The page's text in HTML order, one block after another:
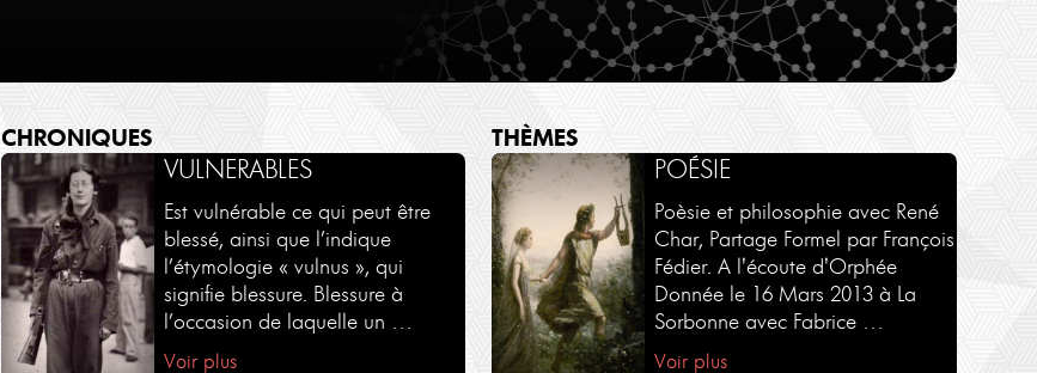
DIALOGUES -
RENCONTRES
Des dialogues en partenariat
avec le Monde des religions et
Philosophie Magazine
Voir plus
SÉMINAIRES - COURS
Une sélection de séminaires en
intégralité et en exclusivité sur
Philosophies.tv
Voir plus
CHRONIQUES
VULNERABLES
Est vulnérable ce qui peut être
blessé, ainsi que l’indique
l’étymologie « vulnus », qui
signifie blessure. Blessure à
l’occasion de laquelle un …
Voir plus
AUTOUR D'UN LIVRE
Une sélection d'ouvrages par
leurs auteurs.
Voir plus
THÈMES
POÉSIE
Poèsie et philosophie avec René
Char, Partage Formel par François
Fédier. A l'écoute d'Orphée
Donnée le 16 Mars 2013 à La
Sorbonne avec Fabrice …
Voir plus